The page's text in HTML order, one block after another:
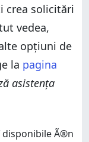
crea solicitări
vedea,
opțiuni de
la pagina
asistența